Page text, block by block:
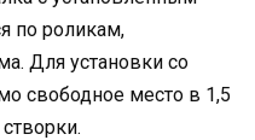
по роликам,
Для установки со
свободное место в 1,5